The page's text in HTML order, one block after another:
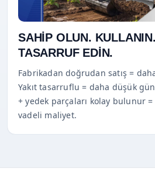
SAHİP OLUN.
TASARRUF EDİN.
Fabrikadan doğrudan satış =
Yakıt tasarruflu = daha düşük
+ yedek parçaları kolay bulunur
vadeli maliyet.